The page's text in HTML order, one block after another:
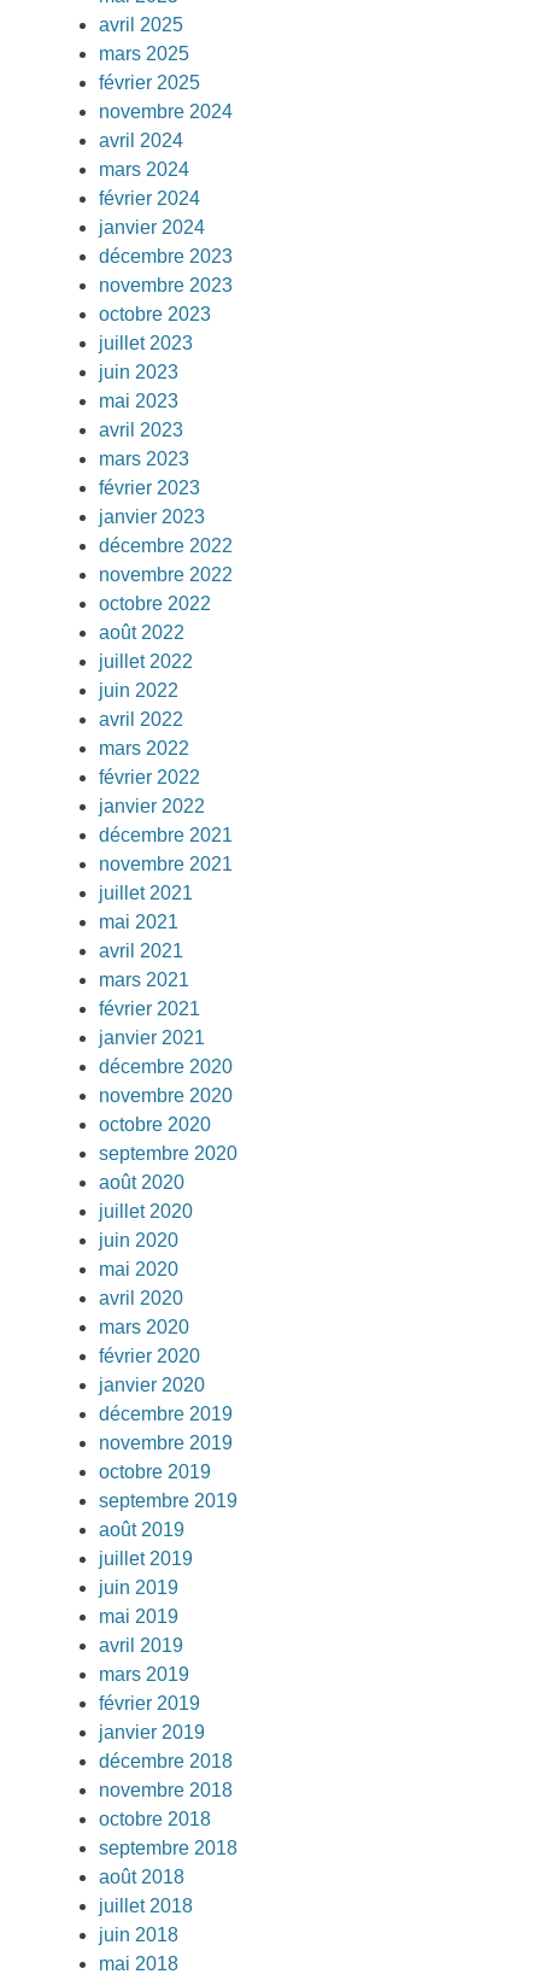
avril 2025
mars 2025
février 2025
novembre 2024
avril 2024
mars 2024
février 2024
janvier 2024
décembre 2023
novembre 2023
octobre 2023
juillet 2023
juin 2023
mai 2023
avril 2023
mars 2023
février 2023
janvier 2023
décembre 2022
novembre 2022
octobre 2022
août 2022
juillet 2022
juin 2022
avril 2022
mars 2022
février 2022
janvier 2022
décembre 2021
novembre 2021
juillet 2021
mai 2021
avril 2021
mars 2021
février 2021
janvier 2021
décembre 2020
novembre 2020
octobre 2020
septembre 2020
août 2020
juillet 2020
juin 2020
mai 2020
avril 2020
mars 2020
février 2020
janvier 2020
décembre 2019
novembre 2019
octobre 2019
septembre 2019
août 2019
juillet 2019
juin 2019
mai 2019
avril 2019
mars 2019
février 2019
janvier 2019
décembre 2018
novembre 2018
octobre 2018
septembre 2018
août 2018
juillet 2018
juin 2018
mai 2018